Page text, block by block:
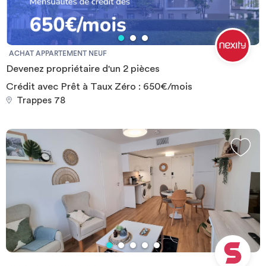
ACHAT APPARTEMENT NEUF
Devenez propriétaire d'un 2 pièces
Crédit avec Prêt à Taux Zéro : 650€/mois
Trappes 78